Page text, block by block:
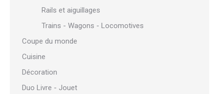
Rails et aiguillages
Trains - Wagons - Locomotives
Coupe du monde
Cuisine
Décoration
Duo Livre - Jouet